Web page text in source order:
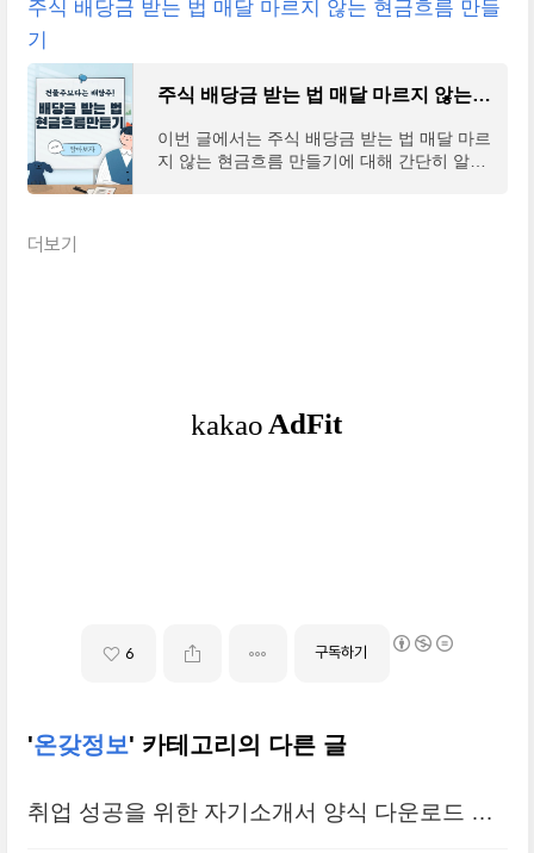
주식 배당금 받는 법 매달 마르지 않는 현금흐름 만들
기
주식 배당금 받는 법 매달 마르지 않는 현금흐름 만들기
이번 글에서는 주식 배당금 받는 법 매달 마르
지 않는 현금흐름 만들기에 대해 간단히 알아
더보기
6 구독하기
'온갖정보' 카테고리의 다른 글
취업 성공을 위한 자기소개서 양식 다운로드 작